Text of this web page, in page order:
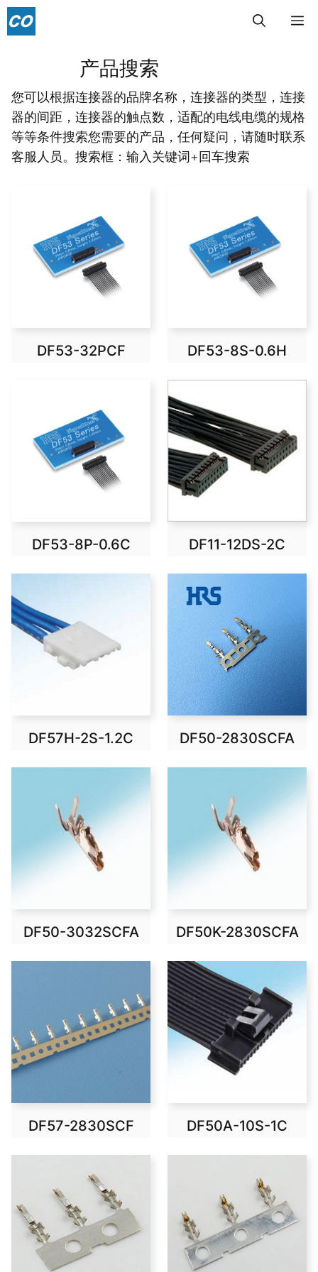
跳
至
菜
产品搜索
您可以根据连接器的品牌名称，连接器的类型，连接
器的间距，连接器的触点数，适配的电线电缆的规格
等等条件搜索您需要的产品，任何疑问，请随时联系
客服人员。搜索框：输入关键词+回车搜索
DF53-32PCF DF53-8S-0.6H
DF53-8P-0.6C DF11-12DS-2C
DF57H-2S-1.2C DF50-2830SCFA
DF50-3032SCFA DF50K-2830SCFA
DF57-2830SCF DF50A-10S-1C